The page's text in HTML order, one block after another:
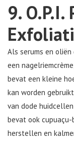
9. O.P.I.
Als serums en
een
bevat een kleine
kan worden
van dode
bevat ook
herstellen en